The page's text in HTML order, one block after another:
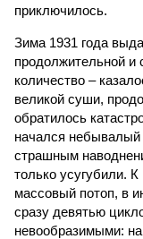
приключилось.
Зима 1931 года
продолжительной и
количество –
великой суши,
обратилось
начался
страшным
только усугубили.
массовый потоп, в
сразу девятью
невообразимыми: